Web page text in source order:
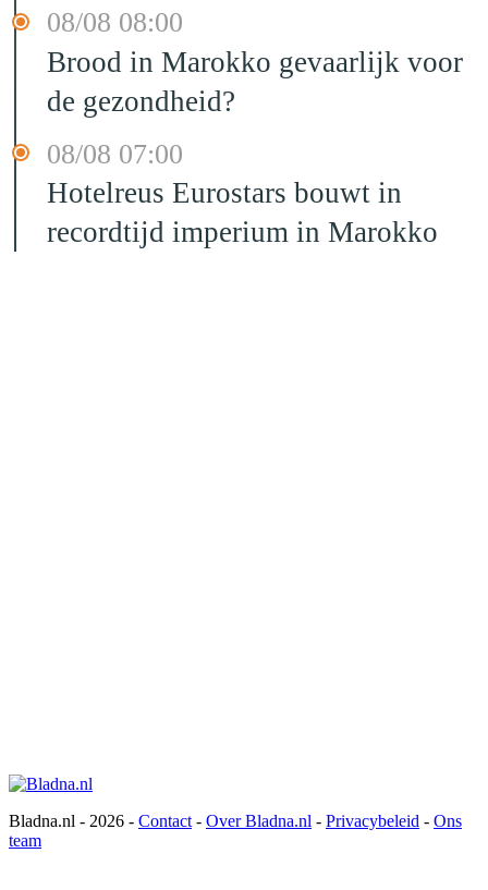
08/08 08:00
Brood in Marokko gevaarlijk voor
de gezondheid?
08/08 07:00
Hotelreus Eurostars bouwt in
recordtijd imperium in Marokko
Bladna.nl - 2026 - Contact - Over Bladna.nl - Privacybeleid - Ons
team